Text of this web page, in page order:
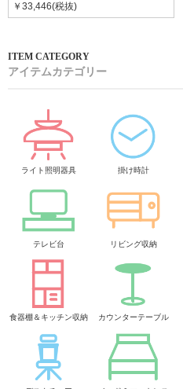
￥33,446(税抜)
アイテムカテゴリー
ライト照明器具 掛け時計
テレビ台 リビング収納
食器棚＆キッチン収納 カウンターテーブル